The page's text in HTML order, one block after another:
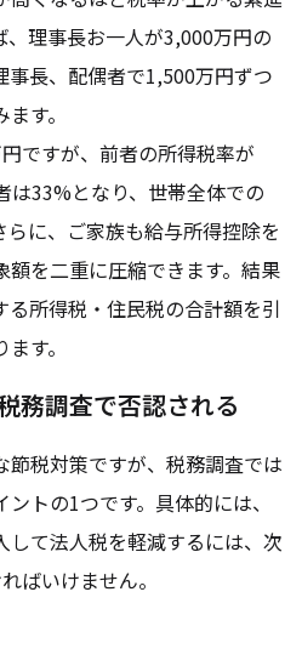
理事長お一人が3,000万円の
長、配偶者で1,500万円ずつ
す。
ですが、前者の所得税率が
は33%となり、世帯全体での
に、ご家族も給与所得控除を
を二重に圧縮できます。結果
る所得税・住民税の合計額を引
す。
務調査で否認される
税対策ですが、税務調査では
トの1つです。具体的には、
して法人税を軽減するには、次
ばいけません。